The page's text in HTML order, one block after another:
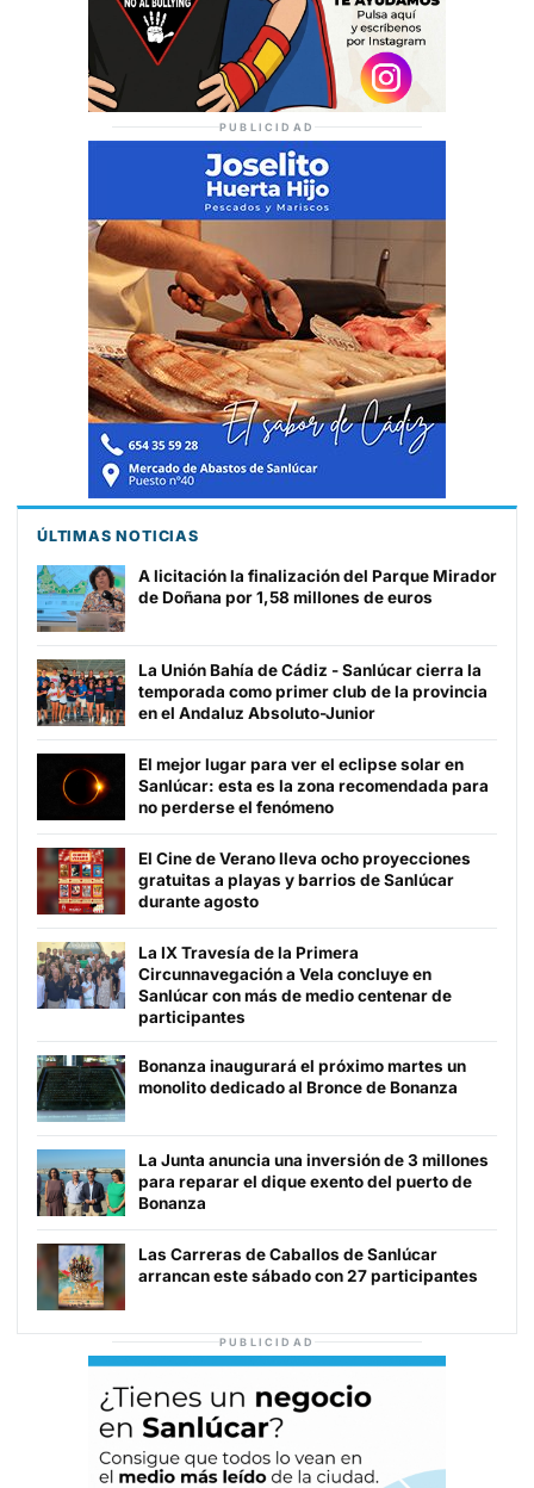
PUBLICIDAD
ÚLTIMAS NOTICIAS
A licitación la finalización del Parque Mirador
de Doñana por 1,58 millones de euros
La Unión Bahía de Cádiz - Sanlúcar cierra la
temporada como primer club de la provincia
en el Andaluz Absoluto-Junior
El mejor lugar para ver el eclipse solar en
Sanlúcar: esta es la zona recomendada para
no perderse el fenómeno
El Cine de Verano lleva ocho proyecciones
gratuitas a playas y barrios de Sanlúcar
durante agosto
La IX Travesía de la Primera
Circunnavegación a Vela concluye en
Sanlúcar con más de medio centenar de
participantes
Bonanza inaugurará el próximo martes un
monolito dedicado al Bronce de Bonanza
La Junta anuncia una inversión de 3 millones
para reparar el dique exento del puerto de
Bonanza
Las Carreras de Caballos de Sanlúcar
arrancan este sábado con 27 participantes
PUBLICIDAD